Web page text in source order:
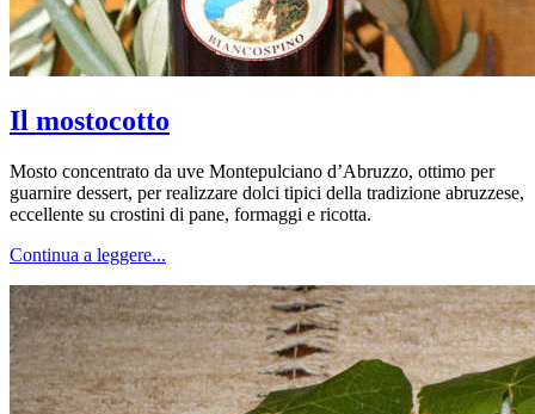
Il mostocotto
Mosto concentrato da uve Montepulciano d’Abruzzo, ottimo per
guarnire dessert, per realizzare dolci tipici della tradizione abruzzese,
eccellente su crostini di pane, formaggi e ricotta.
Continua a leggere...